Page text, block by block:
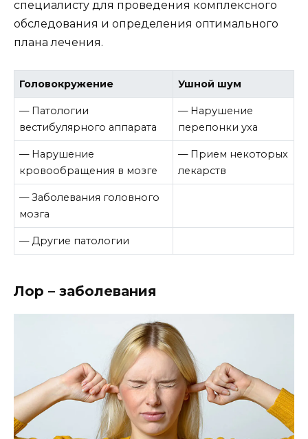
специалисту для проведения комплексного
обследования и определения оптимального
плана лечения.
Головокружение Ушной шум
— Патологии
вестибулярного аппарата
— Нарушение
перепонки уха
— Нарушение
кровообращения в мозге
— Прием некоторых
лекарств
— Заболевания головного
мозга
— Другие патологии
Лор – заболевания